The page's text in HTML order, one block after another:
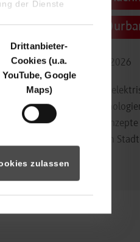
der Dienste
Drittanbieter-
Cookies (u.a.
YouTube, Google
Maps)
zulassen
Mobilität im
16.09.2026 - 17.09.2026
Im Mittelpunkt stehen
moderne
innovative
nachhaltige Mobilität in